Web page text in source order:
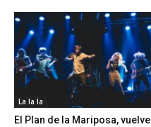
La la la
El Plan de la Mariposa, vuelve